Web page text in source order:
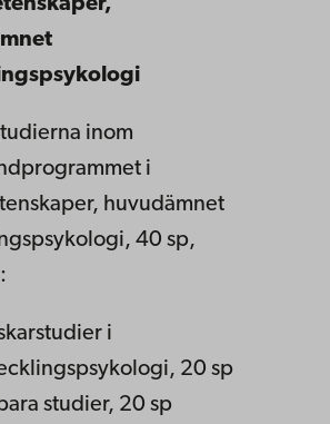
inom
i
huvudämnet
40 sp,
i
20 sp
studier, 20 sp